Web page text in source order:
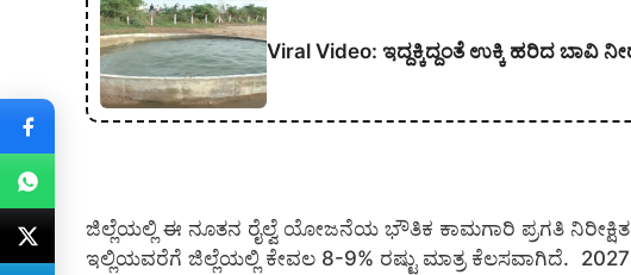
Viral Video: ಇದ್ದಕ್ಕಿದ್ದಂತೆ ಉಕ್ಕಿ ಹರಿದ ಬಾವಿ
ಜಿಲ್ಲೆಯಲ್ಲಿ ಈ ನೂತನ ರೈಲ್ವೆ ಯೋಜನೆಯ ಭೌತಿಕ ಕಾಮಗಾರಿ ಪ್ರಗತಿ
ಇಲ್ಲಿಯವರೆಗೆ ಜಿಲ್ಲೆಯಲ್ಲಿ ಕೇವಲ 8-9% ರಷ್ಟು ಮಾತ್ರ ಕೆಲಸವಾಗಿದೆ.